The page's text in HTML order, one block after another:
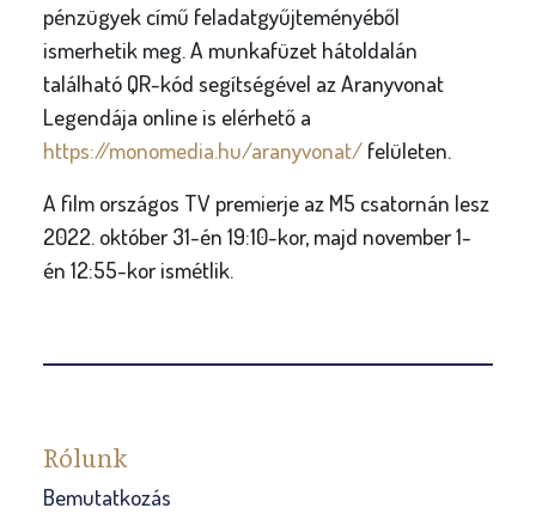
pénzügyek című feladatgyűjteményéből
ismerhetik meg. A munkafüzet hátoldalán
található QR-kód segítségével az Aranyvonat
Legendája online is elérhető a
https://monomedia.hu/aranyvonat/felületen.
A film országos TV premierje az M5 csatornán lesz
2022. október 31-én 19:10-kor, majd november 1-
én 12:55-kor ismétlik.
Rólunk
Bemutatkozás